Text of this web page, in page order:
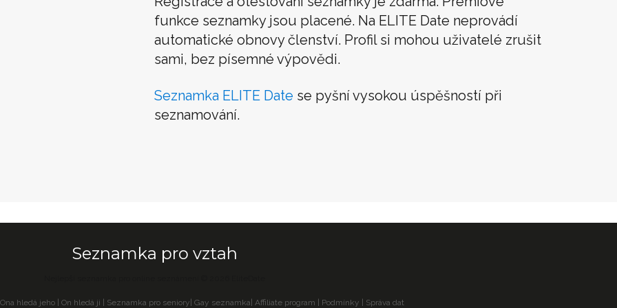
funkce seznamky jsou placené. Na ELITE Date neprovádí
automatické obnovy členství. Profil si mohou uživatelé zrušit
sami, bez písemné výpovědi.
Seznamka ELITE Date se pyšní vysokou úspěšností při
seznamování.
Seznamka pro vztah
Ona hledá jeho| On hledá ji | Seznamka pro seniory| Gay seznamka| Affiliate program | Podmínky | Správa dat